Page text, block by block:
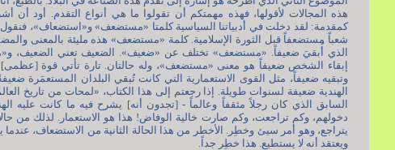
هذه المجالات لأقولها، فهذه مهمتكم أن تقولوا ما هي أنواع التقدم. أود أن
كمقدمة: لقد دخلت في أدبياتنا السياسية كلمتا «مستضعف» و«استضعاف»،
شعباً مستضعفاً قبل الثورة الإسلامية. كلمة «مستضعف» هذه مليئة بالمعنى
الذي أُبقيَ ضعيفاً. «مستضعف» تختلف عن «ضعيف». الضعيف تعني الضعيف،
إبقاء الشخص ضعيفاً هو معنى «مستضعف»، وله حالتان. تارة تأتي قوة
وتبقيه ضعيفاً، مثل القوى الاستعمارية التي كانت تُبقي البلدان المستعمَرة
السابق الذي كان رجلاً مثقفاً وعالماً - [تجدون أنه] يشرح فيه ما كانت عليه
دخولهم، وكم تراجعت، وكم صارت خالية الوفاض! هذا هو الاستعمار. لذلك من
يتراجع، وهو أمر سيئ وخطِر. الأخطر من هذا الحالة الثانية من الاستضعاف،
ويعتقد أنه لا يستطيع. هذا خطِر جداً.